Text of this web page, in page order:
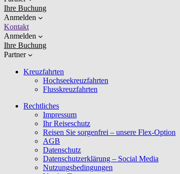
Ihre Buchung
Anmelden
Kontakt
Anmelden
Ihre Buchung
Partner
Kreuzfahrten
Hochseekreuzfahrten
Flusskreuzfahrten
Rechtliches
Impressum
Ihr Reiseschutz
Reisen Sie sorgenfrei – unsere Flex-Option
AGB
Datenschutz
Datenschutzerklärung – Social Media
Nutzungsbedingungen